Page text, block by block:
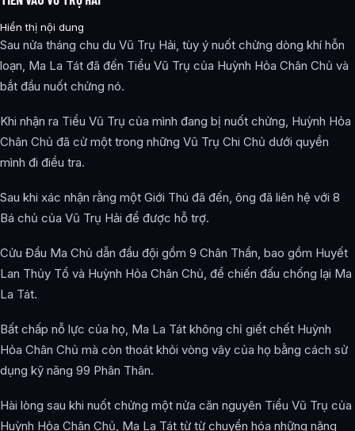
Hiển thị nội dung
Sau nửa tháng chu du Vũ Trụ Hải, tùy ý nuốt chửng dòng khí hỗn
loạn, Ma La Tát đã đến Tiểu Vũ Trụ của Huỳnh Hỏa Chân Chủ và
bắt đầu nuốt chửng nó.
Khi nhận ra Tiểu Vũ Trụ của mình đang bị nuốt chửng, Huỳnh Hỏa
Chân Chủ đã cử một trong những Vũ Trụ Chi Chủ dưới quyền
mình đi điều tra.
Sau khi xác nhận rằng một Giới Thú đã đến, ông đã liên hệ với 8
Bá chủ của Vũ Trụ Hải để được hỗ trợ.
Cửu Đầu Ma Chủ dẫn đầu đội gồm 9 Chân Thần, bao gồm Huyết
Lan Thủy Tổ và Huỳnh Hỏa Chân Chủ, để chiến đấu chống lại Ma
La Tát.
Bất chấp nỗ lực của họ, Ma La Tát không chỉ giết chết Huỳnh
Hỏa Chân Chủ mà còn thoát khỏi vòng vây của họ bằng cách sử
dụng kỹ năng 99 Phân Thân.
Hài lòng sau khi nuốt chửng một nửa căn nguyên Tiểu Vũ Trụ của
Huỳnh Hỏa Chân Chủ, Ma La Tát từ từ chuyển hóa những năng